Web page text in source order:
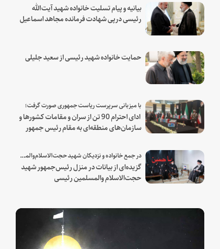
بیانیه و پیام تسلیت خانواده شهید آیت‌الله
رئیسی درپی شهادت فرمانده مجاهد اسماعیل
حمایت خانواده شهید رئیسی از سعید جلیلی
با میزبانی سرپرست ریاست جمهوری صورت گرفت؛
ادای احترام 90 تن از سران و مقامات کشورها و
سازمان‌های منطقه‌ای به مقام رئیس جمهور
در جمع خانواده و نزدیکان شهید حجت‌الاسلام‌والمسلمین رئیسی:
گزیده‌ای از بیانات در منزل رئیس‌جمهور شهید
حجت‌الاسلام والمسلمین رئیسی